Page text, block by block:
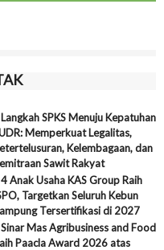
SPKS Menuju Kepatuhan
Memperkuat Legalitas,
Kelembagaan, dan
Sawit Rakyat
Anak Usaha KAS Group Raih
Targetkan Seluruh Kebun
Tersertifikasi di 2027
Mas Agribusiness and Food
Paacla Award 2026 atas